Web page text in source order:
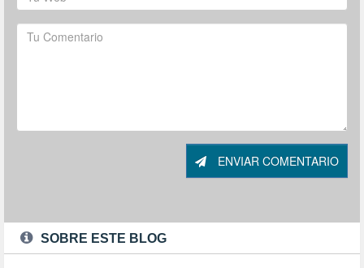
ENVIAR COMENTARIO
SOBRE ESTE BLOG